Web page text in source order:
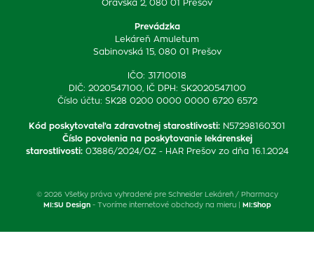
Oravská 2, 080 01 Prešov
Prevádzka
Lekáreň Amuletum
Sabinovská 15, 080 01 Prešov
IČO: 31710018
DIČ: 2020547100, IČ DPH: SK2020547100
Číslo účtu: SK28 0200 0000 0000 6720 6572
Kód poskytovateľa zdravotnej starostlivosti: N57298160301
Číslo povolenia na poskytovanie lekárenskej
starostlivosti: 03886/2024/OZ - HAR Prešov zo dňa 16.1.2024
© 2026 Všetky práva vyhradené pre Schneider Lekáreň / Pharmacy
MI:SU Design- Tvoríme internetové obchody na mieru | MI:Shop